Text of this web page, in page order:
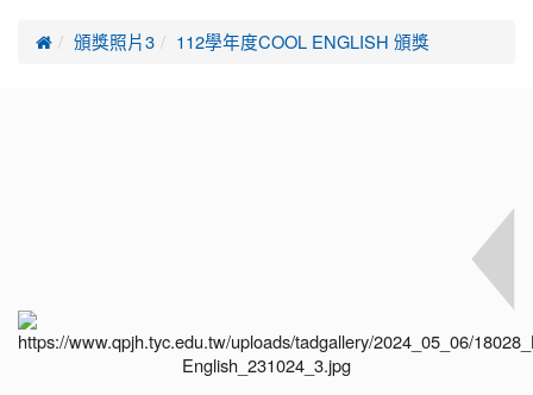
 頒獎照片3 112學年度COOL ENGLISH 頒獎